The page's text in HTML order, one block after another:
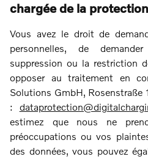
chargée de la
Vous avez le droit de
personnelles, de
suppression ou la restriction
opposer au traitement en
Solutions GmbH, Rosenstraße
:
estimez que nous ne
préoccupations ou vos
des données, vous pouvez